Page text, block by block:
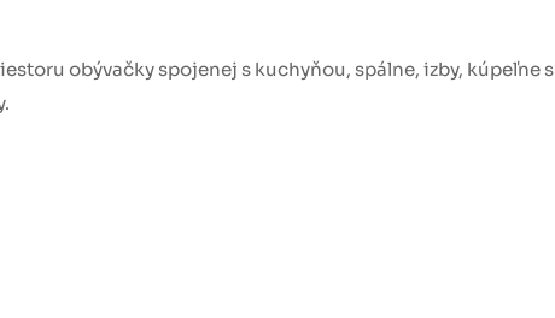
obývačky spojenej s kuchyňou, spálne, izby, kúpeľne s